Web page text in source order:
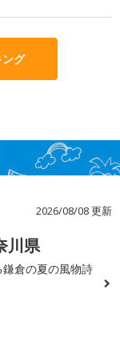
グ
2026/08/08 更新
川県
倉の夏の風物詩